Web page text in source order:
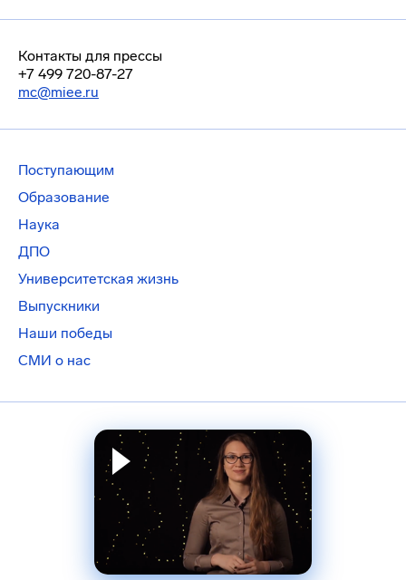
Контакты для прессы
+7 499 720-87-27
mc@miee.ru
Поступающим
Образование
Наука
ДПО
Университетская жизнь
Выпускники
Наши победы
СМИ о нас